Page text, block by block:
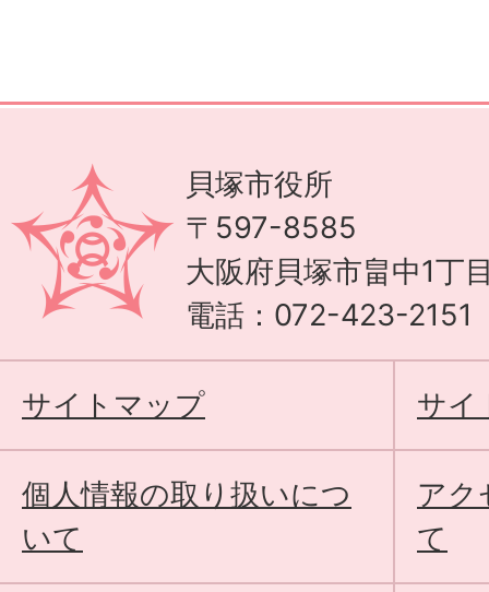
貝塚市役所
〒597-8585
大阪府貝塚市畠中1丁
電話：072-423-2151
サイトマップ サイ
個人情報の取り扱いにつ
いて
アク
て